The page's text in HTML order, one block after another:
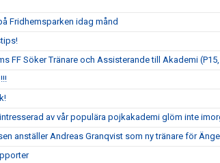
Fridhemsparken idag månd
FF Söker Tränare och Assisterande till Akademi (P15,
av vår populära pojkakademi glöm inte
anställer Andreas Granqvist som ny tränare för